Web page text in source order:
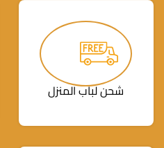
شحن لباب المنزل